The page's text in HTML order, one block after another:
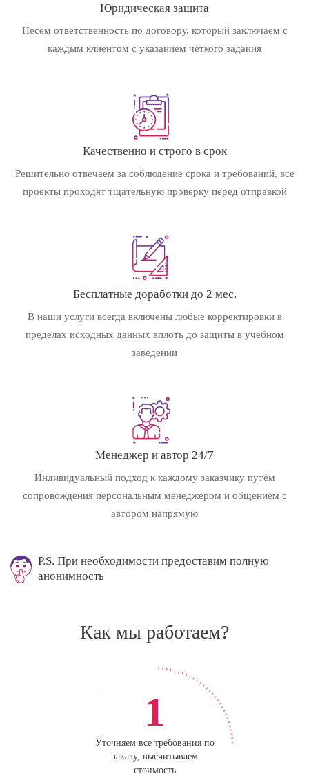
Юридическая защита
Несём ответственность по договору, который заключаем с
каждым клиентом с указанием чёткого задания
Качественно и строго в срок
Решительно отвечаем за соблюдение срока и требований, все
проекты проходят тщательную проверку перед отправкой
Бесплатные доработки до 2 мес.
В наши услуги всегда включены любые корректировки в
пределах исходных данных вплоть до защиты в учебном
заведении
Менеджер и автор 24/7
Индивидуальный подход к каждому заказчику путём
сопровождения персональным менеджером и общением с
автором напрямую
P.S. При необходимости предоставим полную
анонимность
Как мы работаем?
1
Уточняем все требования по
заказу, высчитываем
стоимость